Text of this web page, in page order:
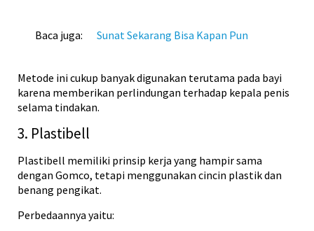
Baca juga: Sunat Sekarang Bisa Kapan Pun
Metode ini cukup banyak digunakan terutama pada bayi
karena memberikan perlindungan terhadap kepala penis
selama tindakan.
3. Plastibell
Plastibell memiliki prinsip kerja yang hampir sama
dengan Gomco, tetapi menggunakan cincin plastik dan
benang pengikat.
Perbedaannya yaitu: